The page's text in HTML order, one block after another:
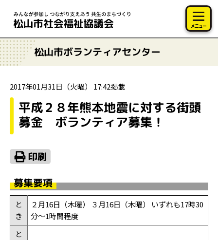
メニュー
松山市ボランティアセンター
2017年01月31日（火曜） 17:42掲載
平成２８年熊本地震に対する街頭
募金 ボランティア募集！
募集要項
と
き
２月16日（木曜） ３月16日（木曜） いずれも17時30
分～1時間程度
と